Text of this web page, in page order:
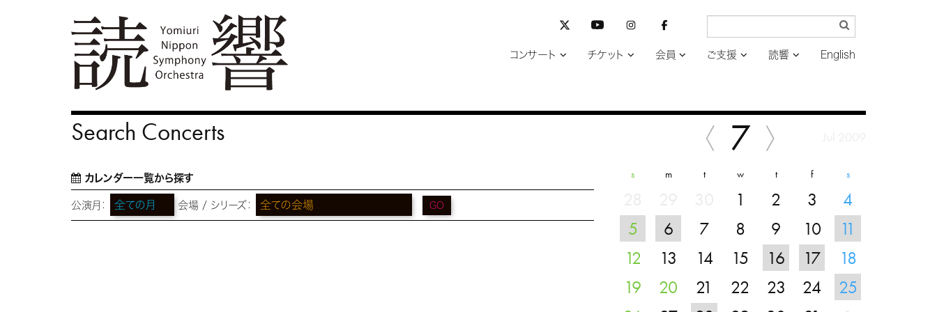
コンサート チケット 会員 ご支援 読響 English
Search Concerts
カレンダー一覧から探す
公演月： 会場 / シリーズ： GO
7
s m t w t f s
1 2 3
4
5
6 7 8 9 10
11
12
13 14 15 16 17
18
19
20 21 22 23 24
25